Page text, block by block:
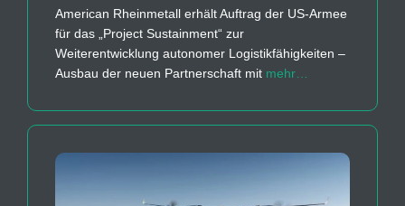
American Rheinmetall erhält Auftrag der US-Armee
für das „Project Sustainment“ zur
Weiterentwicklung autonomer Logistikfähigkeiten –
Ausbau der neuen Partnerschaft mit mehr…